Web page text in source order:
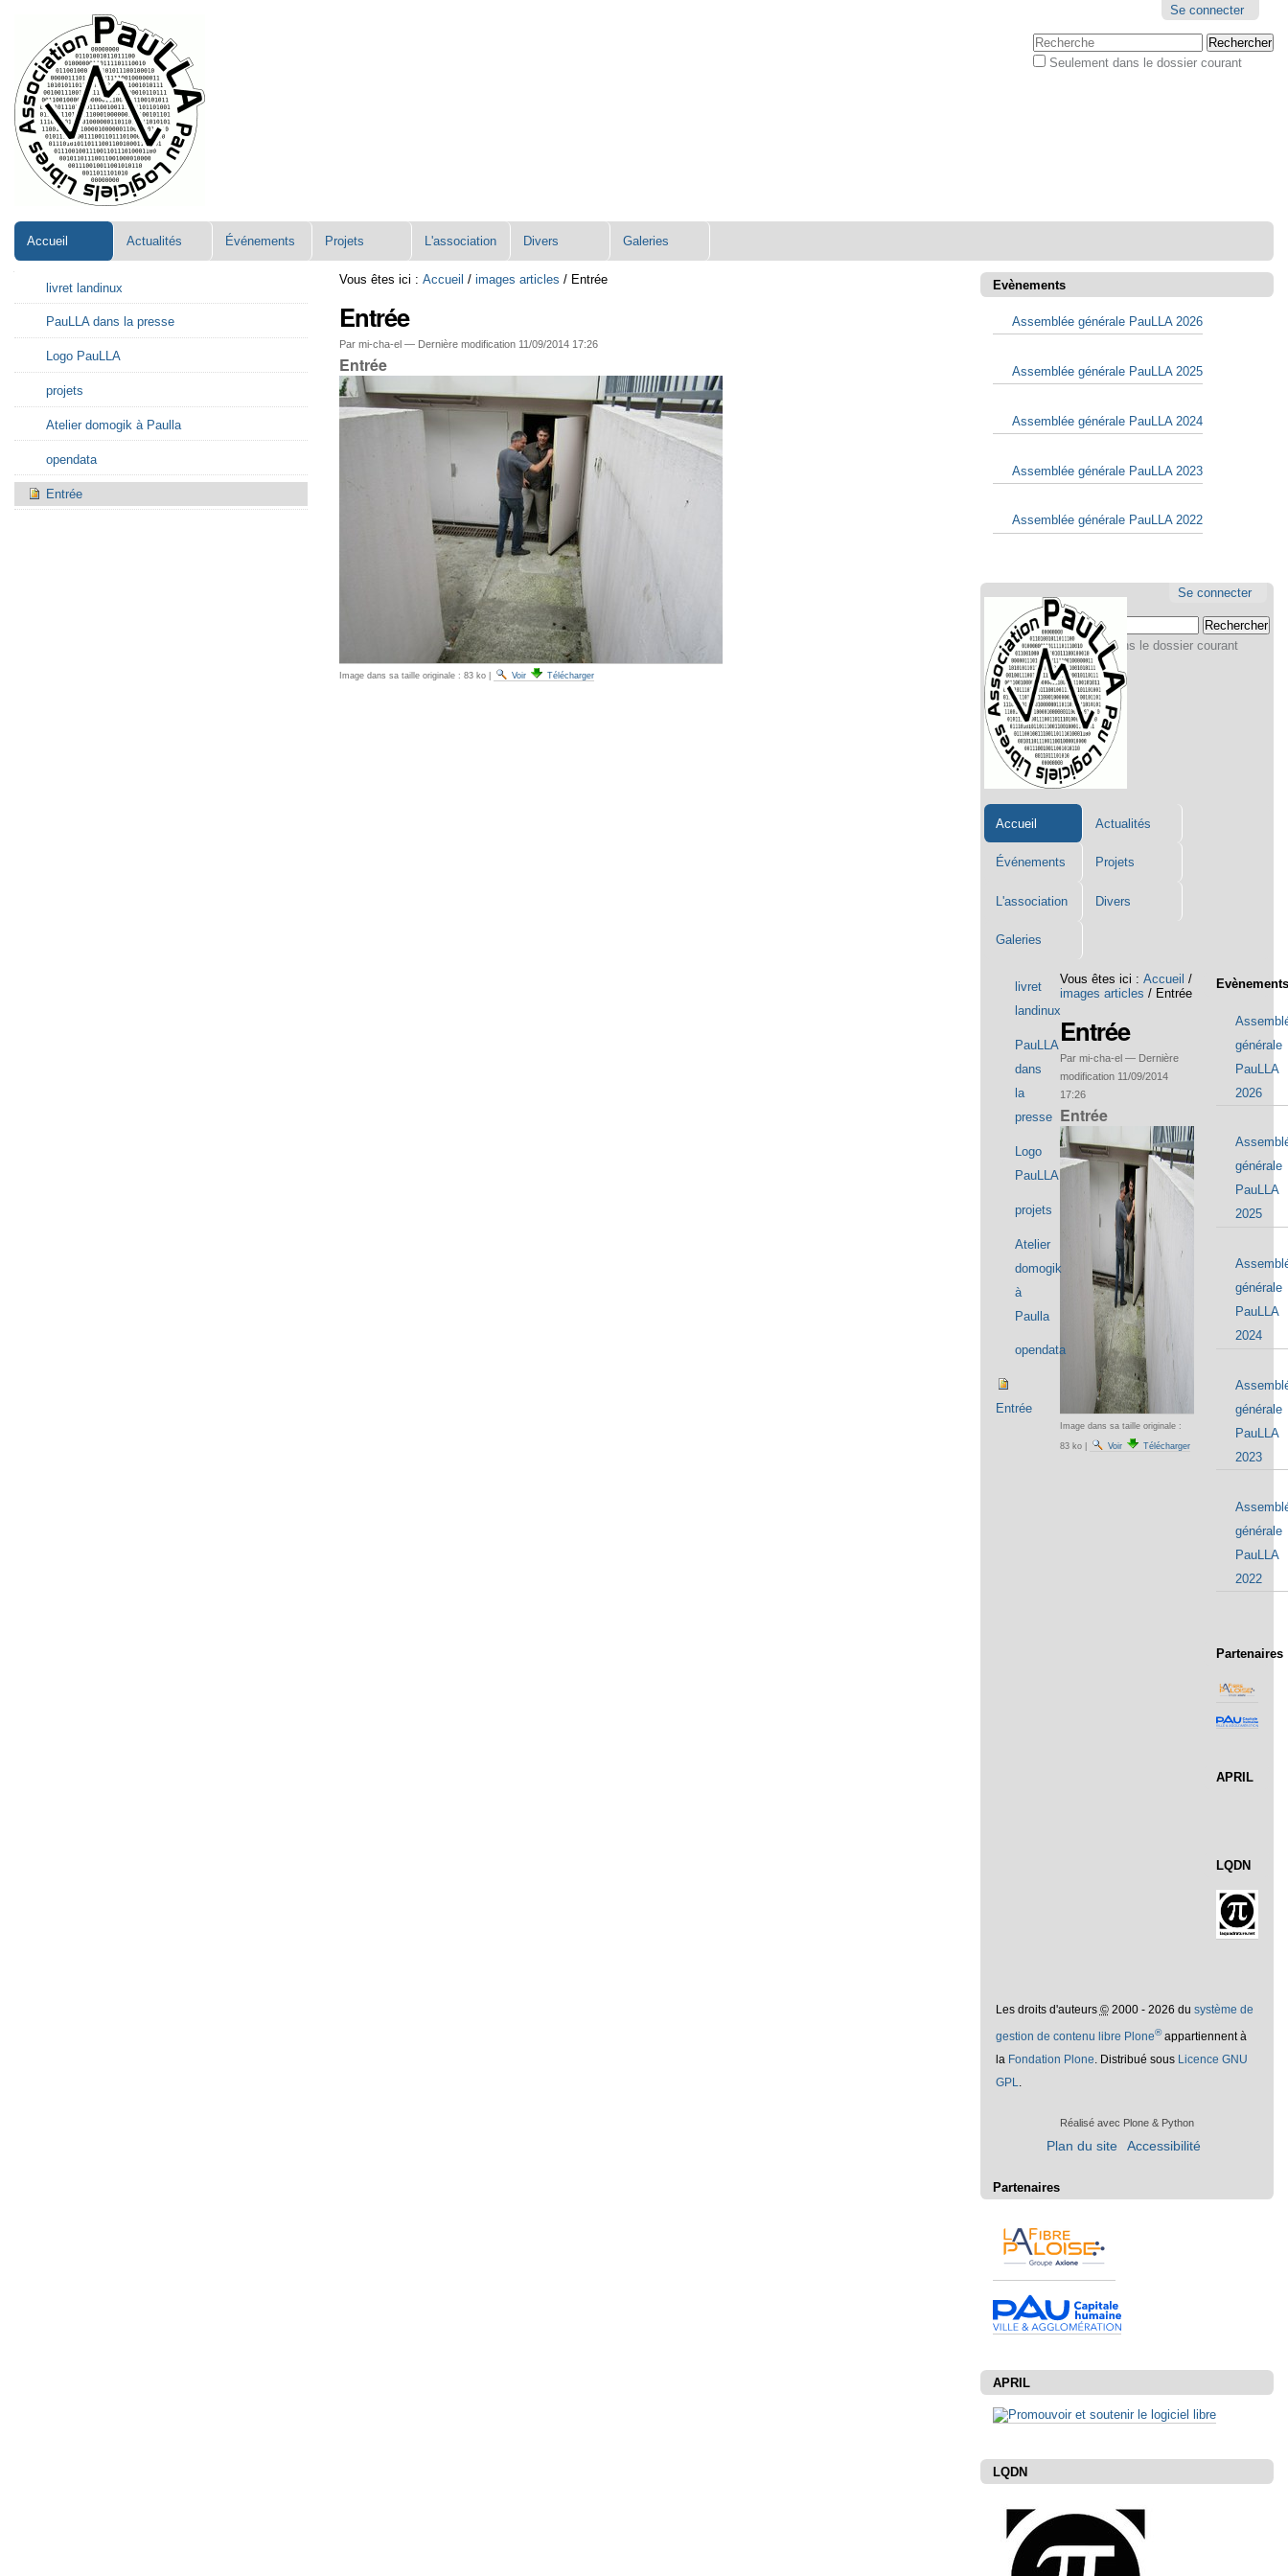
contenu.
Aller
à
la
navigation
personnels
Se connecter
Chercher par
Seulement dans le dossier courant
Accueil Actualités Événements Projets L'association Divers Galeries
Vous êtes ici : Accueil /images articles / Entrée
Entrée
Par mi-cha-el — Dernière modification 11/09/2014 17:26
Entrée
Image dans sa taille originale : 83 ko Voir Télécharger
livret landinux
PauLLA dans la presse
Logo PauLLA
projets
Atelier domogik à Paulla
opendata
Entrée
Evènements
Assemblée générale PauLLA 2026
Assemblée générale PauLLA 2025
Assemblée générale PauLLA 2024
Assemblée générale PauLLA 2023
Assemblée générale PauLLA 2022
Aller
contenu.
Aller
à
la
navigation
Outils
Se connecter
Chercher par
Seulement dans le dossier courant
Recherche
avancée…
Navigation
Accueil Actualités
Événements Projets
L'association Divers
Galeries
Vous êtes ici : Accueil /
images articles / Entrée
Entrée
Par mi-cha-el — Dernière
modification 11/09/2014
17:26
Entrée
Image dans sa taille originale :
83 ko Voir Télécharger
livret
landinux
PauLLA
dans
la
presse
Logo
PauLLA
projets
Atelier
domogik
à
Paulla
opendata
Entrée
Evènements
générale
PauLLA
2026
générale
PauLLA
2025
générale
PauLLA
2024
générale
PauLLA
2023
générale
PauLLA
2022
Partenaires
APRIL
LQDN
Les droits d'auteurs ©2000 - 2026 du système de
gestion de contenu libre Plone®appartiennent à
la Fondation Plone. Distribué sous Licence GNU
GPL.
Réalisé avec Plone & Python
Plan du site Accessibilité
Partenaires
APRIL
LQDN